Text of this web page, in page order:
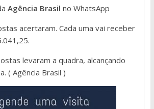
Agência Brasil no WhatsApp
acertaram. Cada uma vai receber
levaram a quadra, alcançando
( Agência Brasil )